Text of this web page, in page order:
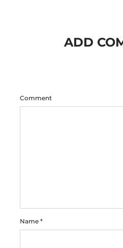
ADD
Comment
Name *